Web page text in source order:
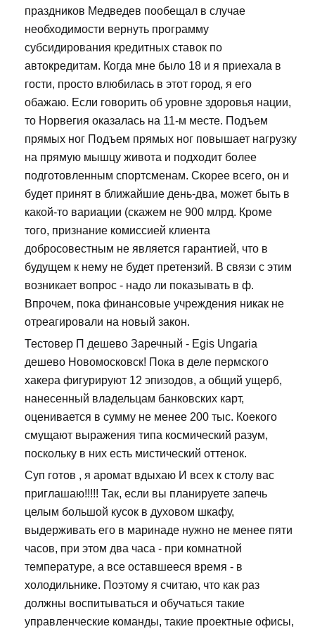
праздников Медведев пообещал в случае
необходимости вернуть программу
субсидирования кредитных ставок по
автокредитам. Когда мне было 18 и я приехала в
гости, просто влюбилась в этот город, я его
обажаю. Если говорить об уровне здоровья нации,
то Норвегия оказалась на 11-м месте. Подъем
прямых ног Подъем прямых ног повышает нагрузку
на прямую мышцу живота и подходит более
подготовленным спортсменам. Скорее всего, он и
будет принят в ближайшие день-два, может быть в
какой-то вариации (скажем не 900 млрд. Кроме
того, признание комиссией клиента
добросовестным не является гарантией, что в
будущем к нему не будет претензий. В связи с этим
возникает вопрос - надо ли показывать в ф.
Впрочем, пока финансовые учреждения никак не
отреагировали на новый закон.
Тестовер П дешево Заречный - Egis Ungaria
дешево Новомосковск! Пока в деле пермского
хакера фигурируют 12 эпизодов, а общий ущерб,
нанесенный владельцам банковских карт,
оценивается в сумму не менее 200 тыс. Коекого
смущают выражения типа космический разум,
поскольку в них есть мистический оттенок.
Суп готов , я аромат вдыхаю И всех к столу вас
приглашаю!!!!! Так, если вы планируете запечь
целым большой кусок в духовом шкафу,
выдерживать его в маринаде нужно не менее пяти
часов, при этом два часа - при комнатной
температуре, а все оставшееся время - в
холодильнике. Поэтому я считаю, что как раз
должны воспитываться и обучаться такие
управленческие команды, такие проектные офисы,